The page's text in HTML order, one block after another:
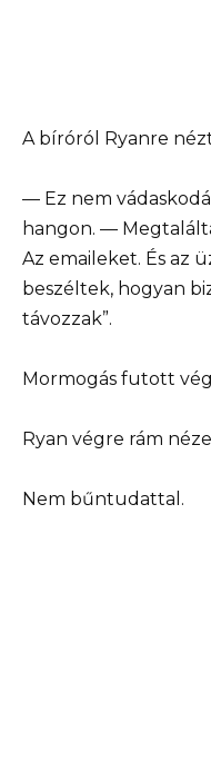
A bíróról Ryanre
— Ez nem
hangon. —
Az emaileket. És az
beszéltek, hogyan
távozzak”.
Mormogás futott
Ryan végre rám
Nem bűntudattal.